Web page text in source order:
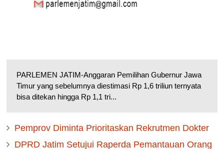
PARLEMEN JATIM-Anggaran Pemilihan Gubernur Jawa
Timur yang sebelumnya diestimasi Rp 1,6 triliun ternyata
bisa ditekan hingga Rp 1,1 tri...
Pemprov Diminta Prioritaskan Rekrutmen Dokter
DPRD Jatim Setujui Raperda Pemantauan Orang